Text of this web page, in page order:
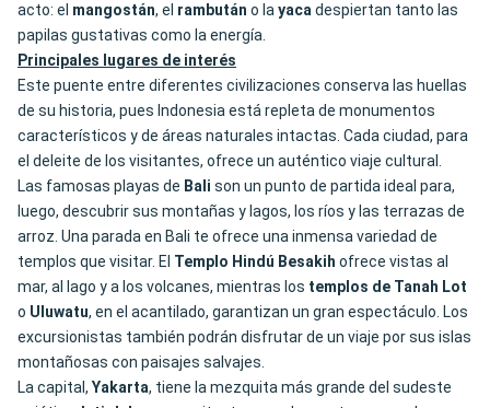
acto: el mangostán, el rambután o layacadespiertan tanto las
papilas gustativas como la energía.
Principales lugares de interés
Este puente entre diferentes civilizaciones conserva las huellas
de su historia, pues Indonesia está repleta de monumentos
característicos y de áreas naturales intactas. Cada ciudad, para
el deleite de los visitantes, ofrece un auténtico viaje cultural.
Las famosas playas de Bali son un punto de partida ideal para,
luego, descubrir sus montañas y lagos, los ríos y las terrazas de
arroz. Una parada en Bali te ofrece una inmensa variedad de
templos que visitar. El Templo Hindú Besakih ofrece vistas al
mar, al lago y a los volcanes, mientras los templos de Tanah Lot
o Uluwatu, en el acantilado, garantizan un gran espectáculo. Los
excursionistas también podrán disfrutar de un viaje por sus islas
montañosas con paisajes salvajes.
La capital, Yakarta, tiene la mezquita más grande del sudeste